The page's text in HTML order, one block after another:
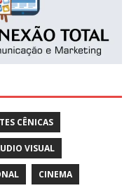
CÊNICAS
VISUAL
CINEMA